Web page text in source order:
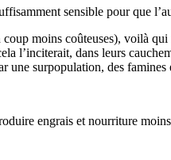
sensible pour que
moins coûteuses), voilà
l’inciterait, dans leurs
une surpopulation, des
engrais et nourriture